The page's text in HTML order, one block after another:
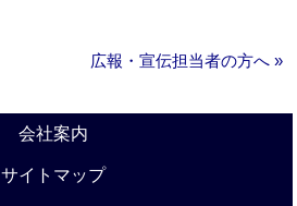
広報・宣伝担当者の方へ »
会社案内
サイトマップ